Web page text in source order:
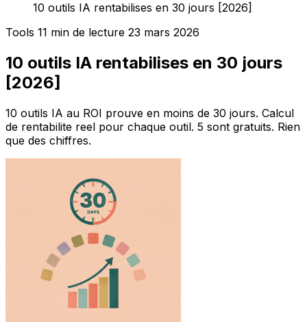
10 outils IA rentabilises en 30 jours [2026]
Tools 11 min de lecture 23 mars 2026
10 outils IA rentabilises en 30 jours
[2026]
10 outils IA au ROI prouve en moins de 30 jours. Calcul
de rentabilite reel pour chaque outil. 5 sont gratuits. Rien
que des chiffres.